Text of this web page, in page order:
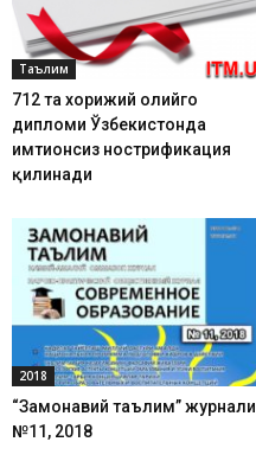
Таълим
712 та хорижий олийгоҳ
дипломи Ўзбекистонда
имтиҳонсиз нострификация
қилинади
2018
“Замонавий таълим” журнали
№11, 2018